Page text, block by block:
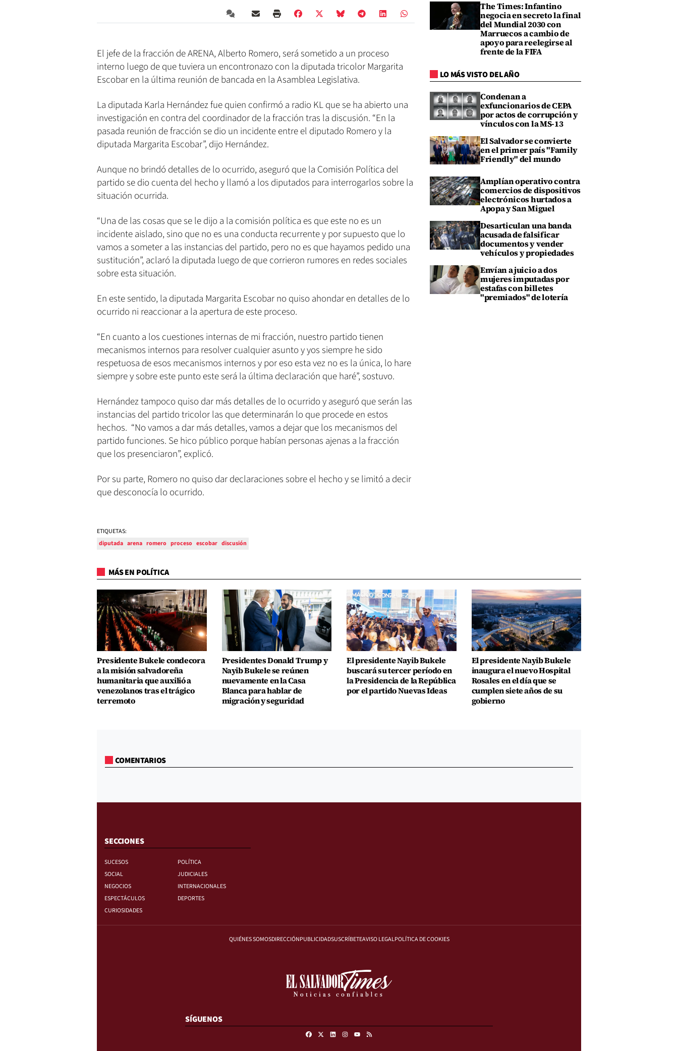
El jefe de la fracción de ARENA, Alberto Romero, será sometido a un proceso
interno luego de que tuviera un encontronazo con la diputada tricolor Margarita
Escobar en la última reunión de bancada en la Asamblea Legislativa.
La diputada Karla Hernández fue quien confirmó a radio KL que se ha abierto una
investigación en contra del coordinador de la fracción tras la discusión. “En la
pasada reunión de fracción se dio un incidente entre el diputado Romero y la
diputada Margarita Escobar”, dijo Hernández.
Aunque no brindó detalles de lo ocurrido, aseguró que la Comisión Política del
partido se dio cuenta del hecho y llamó a los diputados para interrogarlos sobre la
situación ocurrida.
“Una de las cosas que se le dijo a la comisión política es que este no es un
incidente aislado, sino que no es una conducta recurrente y por supuesto que lo
vamos a someter a las instancias del partido, pero no es que hayamos pedido una
sustitución”, aclaró la diputada luego de que corrieron rumores en redes sociales
sobre esta situación.
En este sentido, la diputada Margarita Escobar no quiso ahondar en detalles de lo
ocurrido ni reaccionar a la apertura de este proceso.
“En cuanto a los cuestiones internas de mi fracción, nuestro partido tienen
mecanismos internos para resolver cualquier asunto y yos siempre he sido
respetuosa de esos mecanismos internos y por eso esta vez no es la única, lo hare
siempre y sobre este punto este será la última declaración que haré”, sostuvo.
Hernández tampoco quiso dar más detalles de lo ocurrido y aseguró que serán las
instancias del partido tricolor las que determinarán lo que procede en estos
hechos. “No vamos a dar más detalles, vamos a dejar que los mecanismos del
partido funciones. Se hico público porque habían personas ajenas a la fracción
que los presenciaron”, explicó.
Por su parte, Romero no quiso dar declaraciones sobre el hecho y se limitó a decir
que desconocía lo ocurrido.
ETIQUETAS:
diputada arena romero proceso escobar discusión
The Times: Infantino
negocia en secreto la final
del Mundial 2030 con
Marruecos a cambio de
apoyo para reelegirse al
frente de la FIFA
LO MÁS VISTO DEL AÑO
Condenan a
exfuncionarios de CEPA
por actos de corrupción y
vínculos con la MS-13
El Salvador se convierte
en el primer país "Family
Friendly" del mundo
Amplían operativo contra
comercios de dispositivos
electrónicos hurtados a
Apopa y San Miguel
Desarticulan una banda
acusada de falsificar
documentos y vender
vehículos y propiedades
Envían a juicio a dos
mujeres imputadas por
estafas con billetes
"premiados" de lotería
MÁS EN POLÍTICA
Presidente Bukele condecora
a la misión salvadoreña
humanitaria que auxilió a
venezolanos tras el trágico
terremoto
Presidentes Donald Trump y
Nayib Bukele se reúnen
nuevamente en la Casa
Blanca para hablar de
migración y seguridad
El presidente Nayib Bukele
buscará su tercer período en
la Presidencia de la República
por el partido Nuevas Ideas
El presidente Nayib Bukele
inaugura el nuevo Hospital
Rosales en el día que se
cumplen siete años de su
gobierno
COMENTARIOS
SECCIONES
SUCESOS
POLÍTICA
SOCIAL
JUDICIALES
NEGOCIOS
INTERNACIONALES
ESPECTÁCULOS
DEPORTES
CURIOSIDADES
QUIÉNES SOMOSDIRECCIÓNPUBLICIDADSUSCRÍBETEAVISO LEGALPOLÍTICA DE COOKIES
SÍGUENOS
FacebookLinkedinInstagram